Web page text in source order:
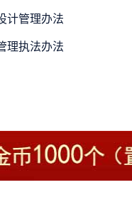
计管理办法
理执法办法